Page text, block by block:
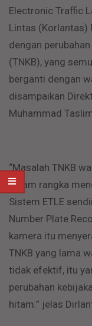
Electronic Traffic
Lintas (Korlantas)
dengan
(TNKB), yang
berganti dengan
disampaikan
Muhammad
“Masalah TNKB
dalam rangka
Sistem ETLE
Number Plate
kamera itu
TNKB yang lama
tidak efektif, itu
perubahan
hitam.” jelas